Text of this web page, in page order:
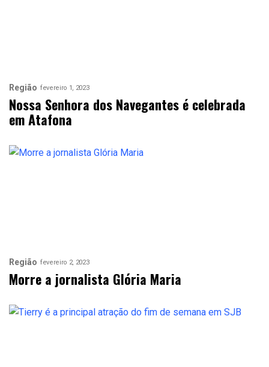
Região fevereiro 1, 2023
Nossa Senhora dos Navegantes é celebrada
em Atafona
Região fevereiro 2, 2023
Morre a jornalista Glória Maria